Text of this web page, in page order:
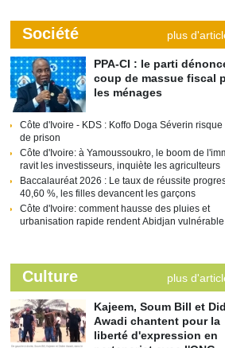
ans a trouvé un nouveau poste de
ivoirienne a annoncé ce
footballeur, Hervé Renard s'est
d'entraîneur. Le Français avait déjà
ivoirienne, entre 2014 et 2015, avec
nations en 2015. Lors de la dernière
Unis, au Canada et au Mexique,
tunisienne, à la suite du lourd revers
plus
Société
PPA-CI : le parti
coup de massue fiscal
les ménages
Côte d'Ivoire - KDS : Koffo Doga Séverin risque
de prison
Côte d'Ivoire: à Yamoussoukro, le boom de
ravit les investisseurs, inquiète les agriculteurs
Baccalauréat 2026 : Le taux de réussite
40,60 %, les filles devancent les garçons
Côte d'Ivoire: comment hausse des pluies et
urbanisation rapide rendent Abidjan
plus
Culture
Kajeem, Soum Bill et
Awadi chantent pour la
liberté d'expression en